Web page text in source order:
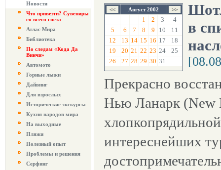
Новости
Что привезти? Сувениры
со всего света
Атлас Мира
Библиотека
По следам «Кода Да
Винчи»
Автомото
Горные лыжи
Дайвинг
Для взрослых
Исторические экскурсы
Кухня народов мира
На выходные
Пляжи
Полезный опыт
Проблемы и решения
Серфинг
Август 2002
1 2 3
4
5
6 7 8 9 10
11
12
13 14 15 16 17
18
19
20 21 22 23 24
25
26
27 28 29 30 31
в
Прекрасно
Нью Ланарк (New
интереснейших